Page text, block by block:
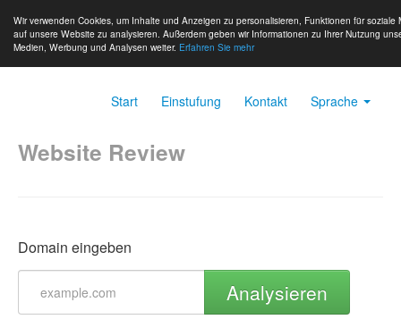
Wir verwenden Cookies, um Inhalte und Anzeigen zu personalisieren, Funktionen für
auf unsere Website zu analysieren. Außerdem geben wir Informationen zu Ihrer Nutzung
Medien, Werbung und Analysen weiter. Erfahren Sie mehr
Start Einstufung Kontakt Sprache
Website Review
Domain eingeben
Analysieren